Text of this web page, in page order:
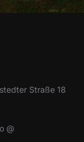
Straße 18
@